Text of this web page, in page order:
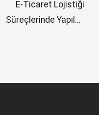
E-Ticaret Lojistiği
Süreçlerinde Yapılan